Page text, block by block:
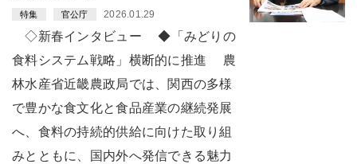
特集 官公庁 2026.01.29
◇新春インタビュー ◆「みどりの
食料システム戦略」横断的に推進 農
林水産省近畿農政局では、関西の多様
で豊かな食文化と食品産業の継続発展
へ、食料の持続的供給に向けた取り組
みとともに、国内外へ発信できる魅力